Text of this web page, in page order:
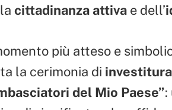
cittadinanza attiva e dell’
più atteso e
la cerimonia di
del Mio Paese”: